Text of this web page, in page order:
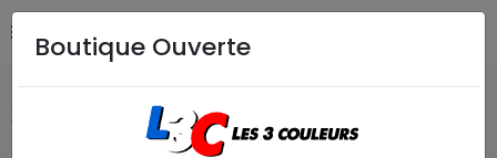
Airsoft / Paintball
1 stick batterie lipo 3s 11.1v 1000mah 25c
Boutique Ouverte